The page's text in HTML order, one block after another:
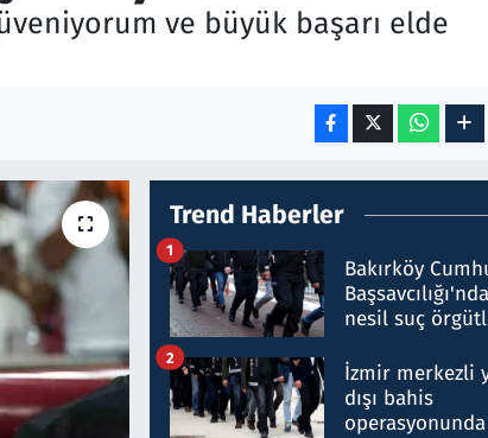
ve büyük başarı elde
Trend Haberler
Bakırköy
nesil suç
hakkında
1
İzmir merkezli
dışı bahis
2